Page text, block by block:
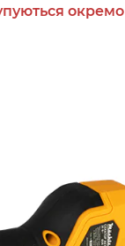
окремо